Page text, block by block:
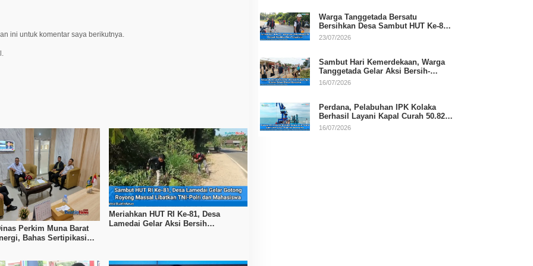
ini untuk komentar saya berikutnya.
Perkim Muna Barat
Bahas Sertipikasi
Meriahkan HUT RI Ke-81, Desa
Lamedai Gelar Aksi Bersih
Warga Tanggetada Bersatu
Bersihkan Desa Sambut HUT Ke-81
RI
23/07/2026
Sambut Hari Kemerdekaan, Warga
Tanggetada Gelar Aksi Bersih-
Bersih Desa
16/07/2026
Perdana, Pelabuhan IPK Kolaka
Berhasil Layani Kapal Curah 50.820
Ton
16/07/2026